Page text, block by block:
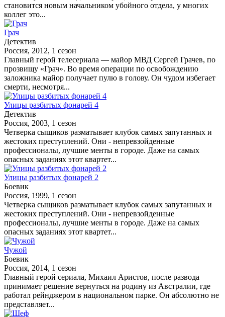
становится новым начальником убойного отдела, у многих
коллег это...
Грач
Детектив
Россия, 2012, 1 сезон
Главный герой телесериала — майор МВД Сергей Грачев, по
прозвищу «Грач». Во время операции по освобождению
заложника майор получает пулю в голову. Он чудом избегает
смерти, несмотря...
Улицы разбитых фонарей 4
Детектив
Россия, 2003, 1 сезон
Четверка сыщиков разматывает клубок самых запутанных и
жестоких преступлений. Они - непревзойденные
профессионалы, лучшие менты в городе. Даже на самых
опасных заданиях этот квартет...
Улицы разбитых фонарей 2
Боевик
Россия, 1999, 1 сезон
Четверка сыщиков разматывает клубок самых запутанных и
жестоких преступлений. Они - непревзойденные
профессионалы, лучшие менты в городе. Даже на самых
опасных заданиях этот квартет...
Чужой
Боевик
Россия, 2014, 1 сезон
Главный герой сериала, Михаил Аристов, после развода
принимает решение вернуться на родину из Австралии, где
работал рейнджером в национальном парке. Он абсолютно не
представляет...